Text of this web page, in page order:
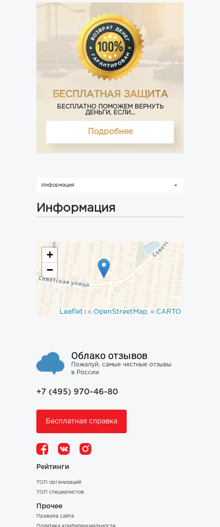
БЕСПЛАТНАЯ ЗАЩИТА
БЕСПЛАТНО ПОМОЖЕМ ВЕРНУТЬ
ДЕНЬГИ, ЕСЛИ...
Подробнее
Информация
Информация
+
−
Leaflet | © OpenStreetMap, © CARTO
Облако отзывов
Пожалуй, самые честные отзывы
в России
+7 (495) 970-46-80
Бесплатная справка
Рейтинги
ТОП организаций
ТОП специалистов
Прочее
Правила сайта